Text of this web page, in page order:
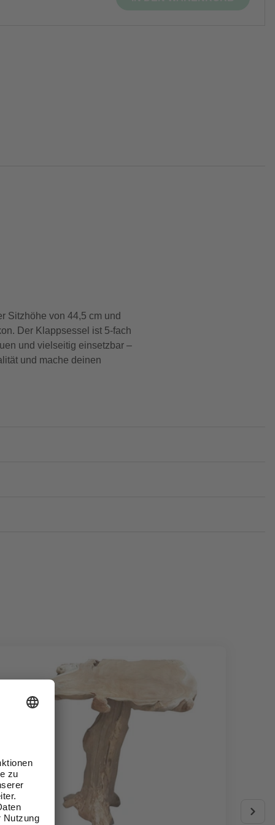
Sitzhöhe von 44,5 cm und
Der Klappsessel ist 5-fach
und vielseitig einsetzbar –
und mache deinen